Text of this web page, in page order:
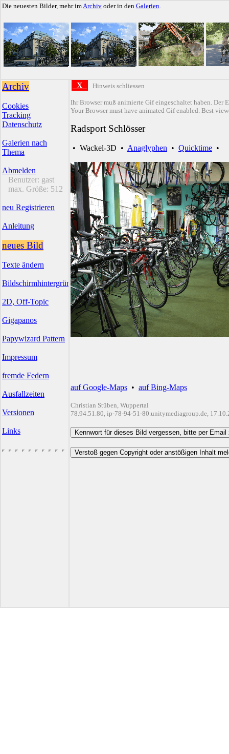
Die neuesten Bilder, mehr imArchiv oder in den Galerien.
Archiv
Cookies
Tracking
Datenschutz
Galerien nach
Thema
Abmelden
Benutzer: gast
max. Größe: 512
neu Registrieren
Anleitung
neues Bild
Texte ändern
Bildschirmhintergründe
2D, Off-Topic
Gigapanos
Papywizard Pattern
Impressum
fremde Federn
Ausfallzeiten
Versionen
Links
X Hinweis schliessen
Ihr Browser muß animierte Gif eingeschaltet haben. Der
Your Browser must have animated Gif enabled. Best
Radsport Schlösser
• Wackel-3D • Anaglyphen • Quicktime •
auf Google-Maps • auf Bing-Maps
Christian Stüben, Wuppertal
78.94.51.80, ip-78-94-51-80.unitymediagroup.de,